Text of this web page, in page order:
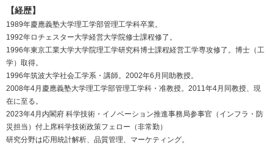
【経歴】
1989年慶應義塾大学理工学部管理工学科卒業。
1992年ロチェスター大学経営大学院修士課程修了。
1996年東京工業大学大学院理工学研究科博士課程経営工学専攻修了。博士（工
学）取得。
1996年筑波大学社会工学系・講師。2002年6月同助教授。
2008年4月慶應義塾大学理工学部管理工学科・准教授。2011年4月同教授、現
在に至る。
2023年4月内閣府 科学技術・イノベーション推進事務局参事官（インフラ・防
災担当）付上席科学技術政策フェロー（非常勤）
研究分野は応用統計解析、品質管理、マーケティング。